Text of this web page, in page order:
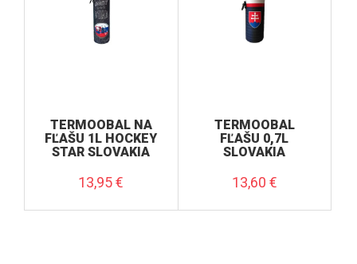
TERMOOBAL NA
FĽAŠU 1L HOCKEY
STAR SLOVAKIA
13,95€
TERMOOBAL
FĽAŠU 0,7L
SLOVAKIA
13,60 €